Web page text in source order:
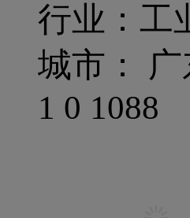
行业：工
城市：
1 0 1088